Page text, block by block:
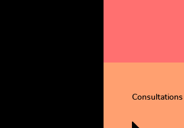
Consultations